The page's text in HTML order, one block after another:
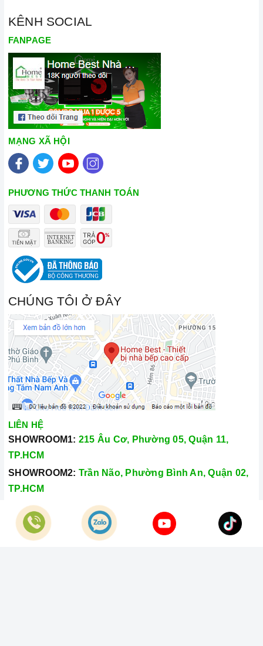
Đến với Home Best, chúng tôi tự hào cung cấp đến khách hàng
đa dạng các dòng bếp từ BOSCH nổi tiếng, cam kết về chất
lượng và nguồn gốc sản phẩm chính hãng. Chúng tôi tự tin
mang đến cho quý khách hàng dịch vụ chăm sóc khách hàng
Xem thêm tại đây: Home Best Care - Trung tâm bảo trì, sửa
chữa thiết bị nhà bếp cao cấp
KÊNH SOCIAL
FANPAGE
MẠNG XÃ HỘI
PHƯƠNG THỨC THANH TOÁN
CHÚNG TÔI Ở ĐÂY
LIÊN HỆ
SHOWROOM1: 215 Âu Cơ, Phường 05, Quận 11,
TP.HCM
SHOWROOM2: Trần Não, Phường Bình An, Quận 02,
TP.HCM
Hotline:
028.66.79.8989
Khiếu nại: 0933.800.899